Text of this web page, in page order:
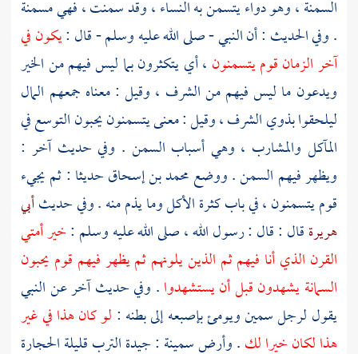
السمنة ، وهو دواء يتسمن به النساء ، وقد سمنت ، فهي مسمنة
. وفي الحديث : أن النبي - صلى الله عليه وسلم - قال :يكون في
آخر الزمان قوم يتسمنون ، أي يتكثرون بما ليس فيهم من الخير
ويدعون ما ليس فيهم من الشرف ، وقيل : معناه جمعهم المال
ليلحقوا بذوي الشرف ، وقيل : معنى يتسمنون يحبون التوسع في
المآكل والمشارب ، وهي أسباب السمن . وفي حديث آخر :
ويظهر فيهم السمن . ووضعمحمد بن إسحاقحديثا : ثم يجيء
قوم يتسمنون ، في باب كثرة الأكل وما يذم منه . وفي حديثأبي
هريرةقال : قال : رسول الله ، صلى الله عليه وسلم :خير أمتي
القرن الذي أنا فيهم ثم الذين يلونهم ثم يظهر فيهم قوم يحبون
السمانة يشهدون قبل أن يستشهدوا. وفي حديث آخر عن النبي
يقول لرجل سمين ويومئ بإصبعه إلى بطنه : لو كان هذا في غير
هذا لكان خيرا لك. وأرض سمينة : جيدة الترب قليلة الحجارة